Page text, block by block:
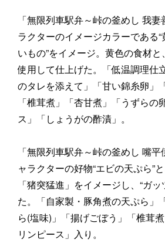
「無限列車駅弁～峠の釜めし 我
ラクターのイメージカラーである“
いもの”をイメージ。黄色の食材
使用して仕上げた。「低温調理仕
のタレを添えて」「甘い錦糸卵」
「椎茸煮」「杏甘煮」「うずらの
ス」「しょうがの酢漬」。
「無限列車駅弁～峠の釜めし 嘴
ャラクターの好物“エビの天ぷら”
「猪突猛進」をイメージし、“ガ
た。「自家製・豚角煮の天ぷら」
ら(塩味)」「揚げごぼう」「椎茸
リンピース」入り。